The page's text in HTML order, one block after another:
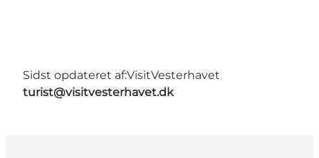
Sidst opdateret af:VisitVesterhavet
turist@visitvesterhavet.dk